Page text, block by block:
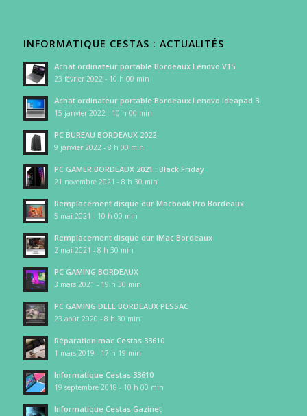
INFORMATIQUE CESTAS : ACTUALITÉS
Achat ordinateur portable Bordeaux Lenovo V15
23 février 2022 - 10 h 00 min
Achat ordinateur portable Bordeaux Lenovo Ideapad 3
15 janvier 2022 - 10 h 00 min
PC BUREAU BORDEAUX 2022
9 janvier 2022 - 8 h 00 min
PC GAMER BORDEAUX 2021 : Black Friday
21 novembre 2021 - 8 h 30 min
Remplacement disque dur Macbook Pro Bordeaux
5 mai 2021 - 10 h 00 min
Remplacement disque dur iMac Bordeaux
2 mai 2021 - 8 h 30 min
PC GAMING BORDEAUX
3 mars 2021 - 19 h 30 min
PC GAMING DELL BORDEAUX PESSAC
23 août 2020 - 8 h 30 min
Réparation mac Cestas 33610
1 mars 2019 - 17 h 19 min
Informatique Cestas 33610
19 septembre 2018 - 10 h 00 min
Informatique Cestas Gazinet